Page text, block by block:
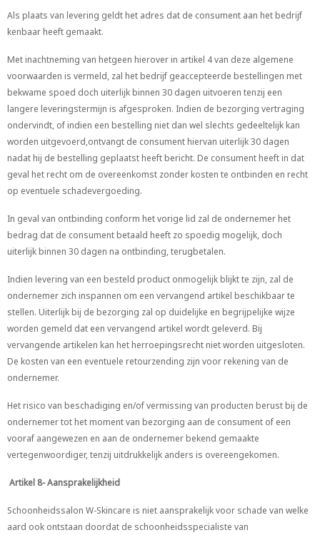
Als plaats van levering geldt het adres dat de consument aan het bedrijf
kenbaar heeft gemaakt.
Met inachtneming van hetgeen hierover in artikel 4 van deze algemene
voorwaarden is vermeld, zal het bedrijf geaccepteerde bestellingen met
bekwame spoed doch uiterlijk binnen 30 dagen uitvoeren tenzij een
langere leveringstermijn is afgesproken. Indien de bezorging vertraging
ondervindt, of indien een bestelling niet dan wel slechts gedeeltelijk kan
worden uitgevoerd,ontvangt de consument hiervan uiterlijk 30 dagen
nadat hij de bestelling geplaatst heeft bericht. De consument heeft in dat
geval het recht om de overeenkomst zonder kosten te ontbinden en recht
op eventuele schadevergoeding.
In geval van ontbinding conform het vorige lid zal de ondernemer het
bedrag dat de consument betaald heeft zo spoedig mogelijk, doch
uiterlijk binnen 30 dagen na ontbinding, terugbetalen.
Indien levering van een besteld product onmogelijk blijkt te zijn, zal de
ondernemer zich inspannen om een vervangend artikel beschikbaar te
stellen. Uiterlijk bij de bezorging zal op duidelijke en begrijpelijke wijze
worden gemeld dat een vervangend artikel wordt geleverd. Bij
vervangende artikelen kan het herroepingsrecht niet worden uitgesloten.
De kosten van een eventuele retourzending zijn voor rekening van de
ondernemer.
Het risico van beschadiging en/of vermissing van producten berust bij de
ondernemer tot het moment van bezorging aan de consument of een
vooraf aangewezen en aan de ondernemer bekend gemaakte
vertegenwoordiger, tenzij uitdrukkelijk anders is overeengekomen.
Artikel 8- Aansprakelijkheid
Schoonheidssalon W-Skincare is niet aansprakelijk voor schade van welke
aard ook ontstaan doordat de schoonheidsspecialiste van